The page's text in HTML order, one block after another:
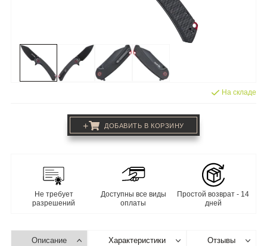
На складе
+ ДОБАВИТЬ В КОРЗИНУ
Не требует
разрешений
Доступны все виды
оплаты
Простой возврат - 14
дней
Описание Характеристики Отзывы